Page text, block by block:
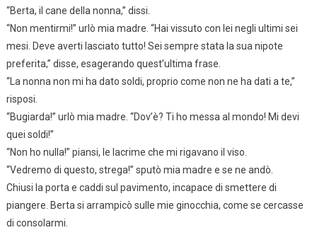
“Berta, il cane della nonna,” dissi.
“Non mentirmi!” urlò mia madre. “Hai vissuto con lei negli ultimi sei
mesi. Deve averti lasciato tutto! Sei sempre stata la sua nipote
preferita,” disse, esagerando quest’ultima frase.
“La nonna non mi ha dato soldi, proprio come non ne ha dati a te,”
risposi.
“Bugiarda!” urlò mia madre. “Dov’è? Ti ho messa al mondo! Mi devi
quei soldi!”
“Non ho nulla!” piansi, le lacrime che mi rigavano il viso.
“Vedremo di questo, strega!” sputò mia madre e se ne andò.
Chiusi la porta e caddi sul pavimento, incapace di smettere di
piangere. Berta si arrampicò sulle mie ginocchia, come se cercasse
di consolarmi.